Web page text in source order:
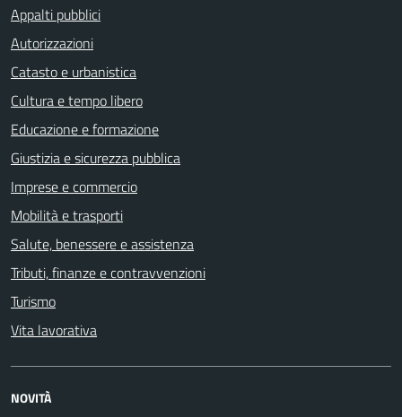
Appalti pubblici
Autorizzazioni
Catasto e urbanistica
Cultura e tempo libero
Educazione e formazione
Giustizia e sicurezza pubblica
Imprese e commercio
Mobilità e trasporti
Salute, benessere e assistenza
Tributi, finanze e contravvenzioni
Turismo
Vita lavorativa
NOVITÀ